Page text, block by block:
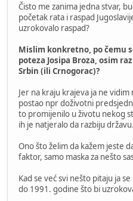
Čisto me zanima jedna stvar,
početak rata i raspad
uzrokovalo raspad?
Mislim konkretno, po čemu
poteza Josipa Broza, osim
Srbin (ili Crnogorac)?
Jer na kraju krajeva ja ne
postao npr doživotni
to promijenilo u životu nekog
ih je natjeralo da razbiju državu.
Ono što želim da kažem jeste
faktor, samo maska za nešto
Kad se već svi nešto pitaju ja
do 1991. godine što bi